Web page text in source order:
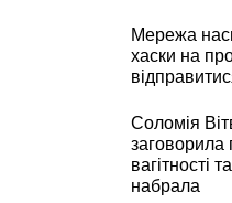
Мережа
хаски на
Соломія
заговорила
вагітності
набрала